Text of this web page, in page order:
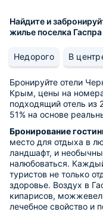
Найдите и
жилье поселка
Недорого В
Бронируйте отели
Крым, цены на
подходящий отель из
51% на основе
Бронирование
место для отдыха в
ландшафт, и
налюбоваться.
туристов не только
здоровье. Воздух в
кипарисов,
лечебное свойство и